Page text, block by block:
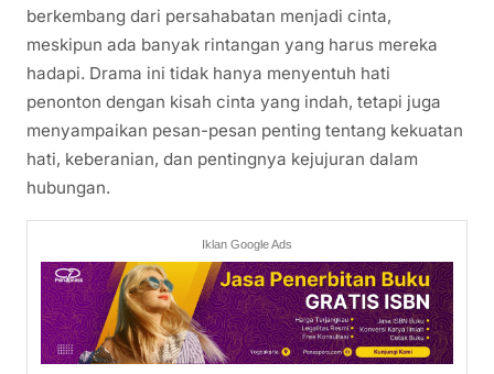
berkembang dari persahabatan menjadi cinta,
meskipun ada banyak rintangan yang harus mereka
hadapi. Drama ini tidak hanya menyentuh hati
penonton dengan kisah cinta yang indah, tetapi juga
menyampaikan pesan-pesan penting tentang kekuatan
hati, keberanian, dan pentingnya kejujuran dalam
hubungan.
Iklan Google Ads